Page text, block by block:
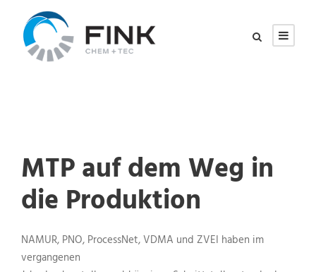
MTP auf dem Weg in
die Produktion
NAMUR, PNO, ProcessNet, VDMA und ZVEI haben im
vergangenen